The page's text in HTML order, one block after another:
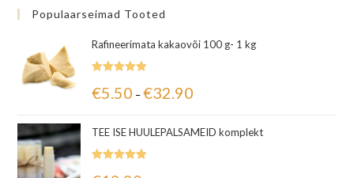
Populaarseimad Tooted
Rafineerimata kakaovõi 100 g- 1 kg
5.00 / 5
€5.50 – €32.90
TEE ISE HUULEPALSAMEID komplekt